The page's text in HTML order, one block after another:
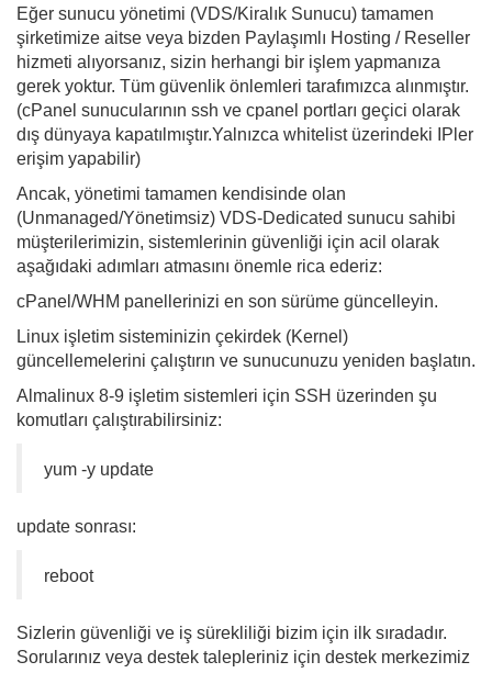
Eğer sunucu yönetimi (VDS/Kiralık Sunucu) tamamen
şirketimize aitse veya bizden Paylaşımlı Hosting / Reseller
hizmeti alıyorsanız, sizin herhangi bir işlem yapmanıza
gerek yoktur. Tüm güvenlik önlemleri tarafımızca alınmıştır.
(cPanel sunucularının ssh ve cpanel portları geçici olarak
dış dünyaya kapatılmıştır.Yalnızca whitelist üzerindeki IPler
erişim yapabilir)
Ancak, yönetimi tamamen kendisinde olan
(Unmanaged/Yönetimsiz) VDS-Dedicated sunucu sahibi
müşterilerimizin, sistemlerinin güvenliği için acil olarak
aşağıdaki adımları atmasını önemle rica ederiz:
cPanel/WHM panellerinizi en son sürüme güncelleyin.
Linux işletim sisteminizin çekirdek (Kernel)
güncellemelerini çalıştırın ve sunucunuzu yeniden başlatın.
Almalinux 8-9 işletim sistemleri için SSH üzerinden şu
komutları çalıştırabilirsiniz:
yum -y update
update sonrası:
reboot
Sizlerin güvenliği ve iş sürekliliği bizim için ilk sıradadır.
Sorularınız veya destek talepleriniz için destek merkezimiz